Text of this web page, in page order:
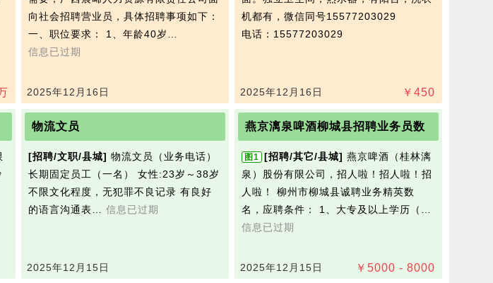
向社会招聘营业员，具体招聘事项如下：
一、职位要求： 1、年龄40岁…
信息已过期
2025年12月16日
机都有，微信同号15577203029
电话：15577203029
￥ 450
2025年12月16日
物流文员
[招聘/文职/县城] 物‮文流‬员（业务电话）
长期固定员工（一名） 女性:23岁～38岁
不限文化程度，无‮罪犯‬不良记录 有良好
的‮言语‬沟通表… 信息已过期
2025年12月15日
燕京漓泉啤酒柳城县招聘业务员数
图1 [招聘/其它/县城] 燕京啤酒（桂林漓
泉）股份有限公司，招人啦！招人啦！招
人啦！ 柳州市柳城县诚聘业务精英数
名，应聘条件： 1、大专及以上学历（…
信息已过期
￥ 5000 - 8000
2025年12月15日